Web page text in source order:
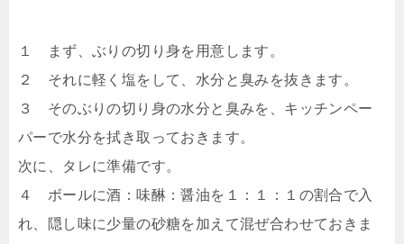
１ まず、ぶりの切り身を用意します。
２ それに軽く塩をして、水分と臭みを抜きます。
３ そのぶりの切り身の水分と臭みを、キッチンペー
パーで水分を拭き取っておきます。
次に、タレに準備です。
４ ボールに酒：味醂：醤油を１：１：１の割合で入
れ、隠し味に少量の砂糖を加えて混ぜ合わせておきま